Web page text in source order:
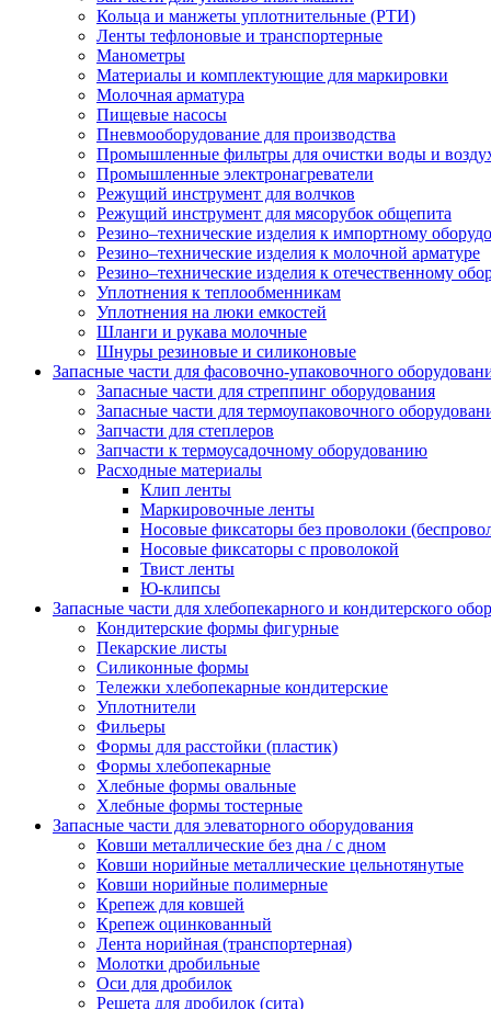
Кольца и манжеты уплотнительные (РТИ)
Ленты тефлоновые и транспортерные
Манометры
Материалы и комплектующие для маркировки
Молочная арматура
Пищевые насосы
Пневмооборудование для производства
Промышленные фильтры для очистки воды и
Промышленные электронагреватели
Режущий инструмент для волчков
Режущий инструмент для мясорубок общепита
Резино–технические изделия к импортному
Резино–технические изделия к молочной арматуре
Резино–технические изделия к отечественному
Уплотнения к теплообменникам
Уплотнения на люки емкостей
Шланги и рукава молочные
Шнуры резиновые и силиконовые
Запасные части для фасовочно-упаковочного
Запасные части для стреппинг оборудования
Запасные части для термоупаковочного
Запчасти для степлеров
Запчасти к термоусадочному оборудованию
Расходные материалы
Клип ленты
Маркировочные ленты
Носовые фиксаторы без проволоки
Носовые фиксаторы с проволокой
Твист ленты
Ю-клипсы
Запасные части для хлебопекарного и кондитерского
Кондитерские формы фигурные
Пекарские листы
Силиконные формы
Тележки хлебопекарные кондитерские
Уплотнители
Фильеры
Формы для расстойки (пластик)
Формы хлебопекарные
Хлебные формы овальные
Хлебные формы тостерные
Запасные части для элеваторного оборудования
Ковши металлические без дна / с дном
Ковши норийные металлические цельнотянутые
Ковши норийные полимерные
Крепеж для ковшей
Крепеж оцинкованный
Лента норийная (транспортерная)
Молотки дробильные
Оси для дробилок
Решета для дробилок (сита)